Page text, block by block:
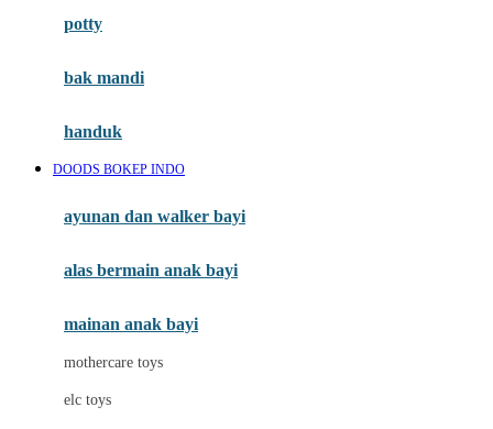
Moby
My Buddy Tag
My K
potty
bak mandi
handuk
DOODS BOKEP INDO
ayunan dan walker bayi
alas bermain anak bayi
mainan anak bayi
mothercare toys
elc toys